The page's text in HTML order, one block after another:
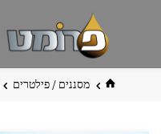
בית מסננים / פילטרים